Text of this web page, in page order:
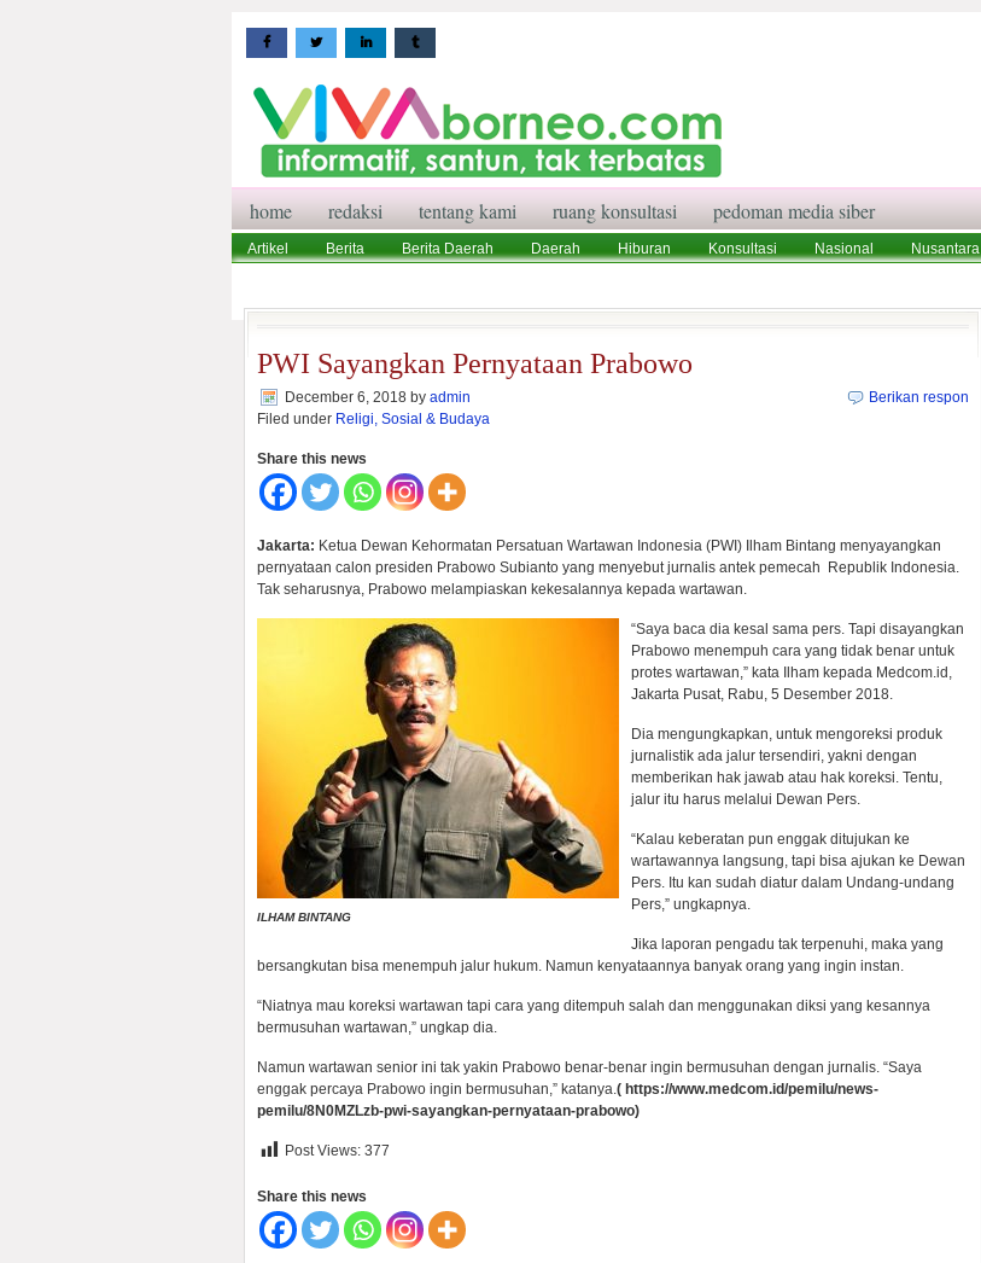
home redaksi tentang kami ruang konsultasi pedoman media siber
Artikel Berita Berita Daerah Daerah Hiburan Konsultasi Nasional Nusantara
PWI Sayangkan Pernyataan Prabowo
December 6, 2018 by admin
Filed under Religi, Sosial & Budaya
Berikan respon
Share this news
Jakarta: Ketua Dewan Kehormatan Persatuan Wartawan Indonesia (PWI) Ilham Bintang menyayangkan
pernyataan calon presiden Prabowo Subianto yang menyebut jurnalis antek pemecah Republik Indonesia.
Tak seharusnya, Prabowo melampiaskan kekesalannya kepada wartawan.
ILHAM BINTANG
“Saya baca dia kesal sama pers. Tapi disayangkan
Prabowo menempuh cara yang tidak benar untuk
protes wartawan,” kata Ilham kepada Medcom.id,
Jakarta Pusat, Rabu, 5 Desember 2018.
Dia mengungkapkan, untuk mengoreksi produk
jurnalistik ada jalur tersendiri, yakni dengan
memberikan hak jawab atau hak koreksi. Tentu,
jalur itu harus melalui Dewan Pers.
“Kalau keberatan pun enggak ditujukan ke
wartawannya langsung, tapi bisa ajukan ke Dewan
Pers. Itu kan sudah diatur dalam Undang-undang
Pers,” ungkapnya.
Jika laporan pengadu tak terpenuhi, maka yang
bersangkutan bisa menempuh jalur hukum. Namun kenyataannya banyak orang yang ingin instan.
“Niatnya mau koreksi wartawan tapi cara yang ditempuh salah dan menggunakan diksi yang kesannya
bermusuhan wartawan,” ungkap dia.
Namun wartawan senior ini tak yakin Prabowo benar-benar ingin bermusuhan dengan jurnalis. “Saya
enggak percaya Prabowo ingin bermusuhan,” katanya.( https://www.medcom.id/pemilu/news-
pemilu/8N0MZLzb-pwi-sayangkan-pernyataan-prabowo)
Post Views: 377
Share this news